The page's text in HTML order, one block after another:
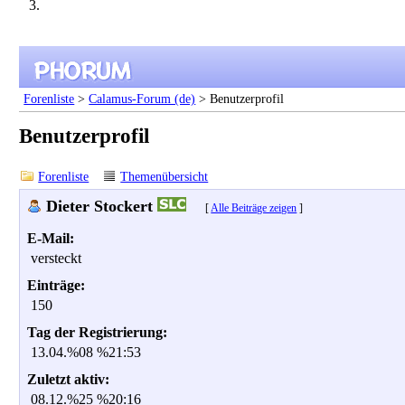
Forenliste >Calamus-Forum (de) > Benutzerprofil
Benutzerprofil
Forenliste Themenübersicht
Dieter Stockert [Alle Beiträge zeigen ]
E-Mail:
versteckt
Einträge:
150
Tag der Registrierung:
13.04.%08 %21:53
Zuletzt aktiv:
08.12.%25 %20:16